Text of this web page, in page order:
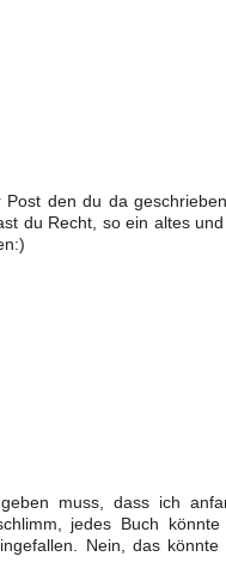
den du da
du Recht, so ein altes
muss, dass ich
jedes Buch könnte
Nein, das könnte